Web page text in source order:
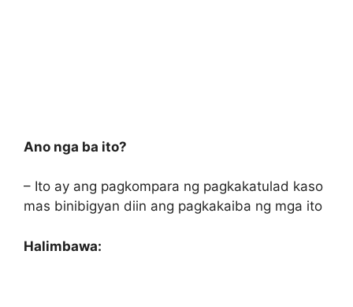
Ano nga ba ito?
– Ito ay ang pagkompara ng pagkakatulad kaso
mas binibigyan diin ang pagkakaiba ng mga ito
Halimbawa: